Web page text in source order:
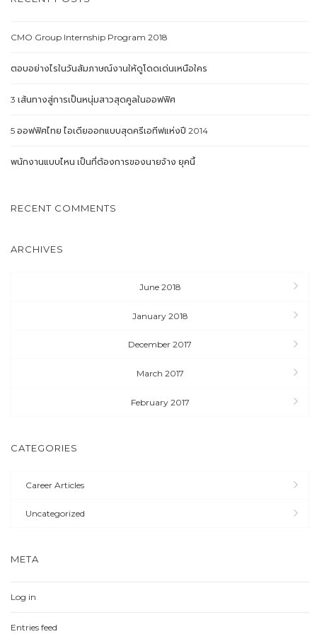
CMO Group Internship Program 2018
ตอบอย่างไรในวันสัมภาษณ์งานให้ดูโดดเด่นเหนือใคร
3 เส้นทางสู่การเป็นหนุ่มสาวสุดคูลในออฟฟิศ
5 ออฟฟิศไทย ไอเดียออกแบบสุดครีเอทีฟแห่งปี 2014
พนักงานแบบไหน เป็นที่ต้องการของนายจ้าง ยุคนี้
RECENT COMMENTS
ARCHIVES
June 2018
January 2018
December 2017
March 2017
February 2017
CATEGORIES
Career Articles
Uncategorized
META
Log in
Entries feed